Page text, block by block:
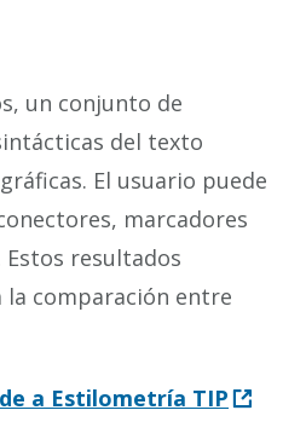
un conjunto de
del texto
El usuario puede
marcadores
resultados
comparación entre
a Estilometría TIP